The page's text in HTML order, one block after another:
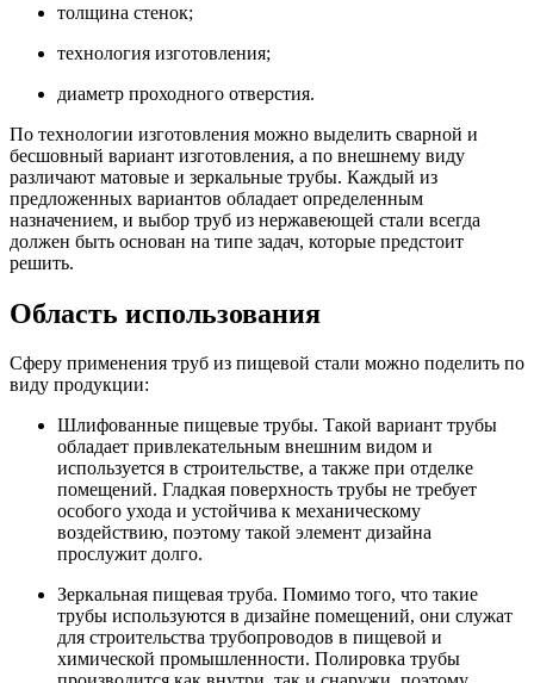
толщина стенок;
технология изготовления;
диаметр проходного отверстия.
По технологии изготовления можно выделить сварной и
бесшовный вариант изготовления, а по внешнему виду
различают матовые и зеркальные трубы. Каждый из
предложенных вариантов обладает определенным
назначением, и выбор труб из нержавеющей стали всегда
должен быть основан на типе задач, которые предстоит
решить.
Область использования
Сферу применения труб из пищевой стали можно поделить по
виду продукции:
Шлифованные пищевые трубы. Такой вариант трубы
обладает привлекательным внешним видом и
используется в строительстве, а также при отделке
помещений. Гладкая поверхность трубы не требует
особого ухода и устойчива к механическому
воздействию, поэтому такой элемент дизайна
прослужит долго.
Зеркальная пищевая труба. Помимо того, что такие
трубы используются в дизайне помещений, они служат
для строительства трубопроводов в пищевой и
химической промышленности. Полировка трубы